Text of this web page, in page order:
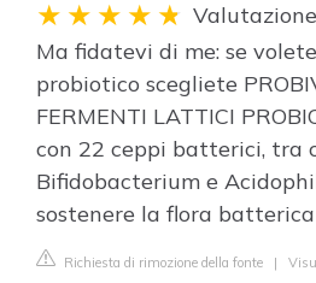
Ma fidatevi di me: se
probiotico scegliete
FERMENTI LATTICI
con 22 ceppi batterici, tra
Bifidobacterium e
sostenere la flora
Richiesta di rimozione della fonte |